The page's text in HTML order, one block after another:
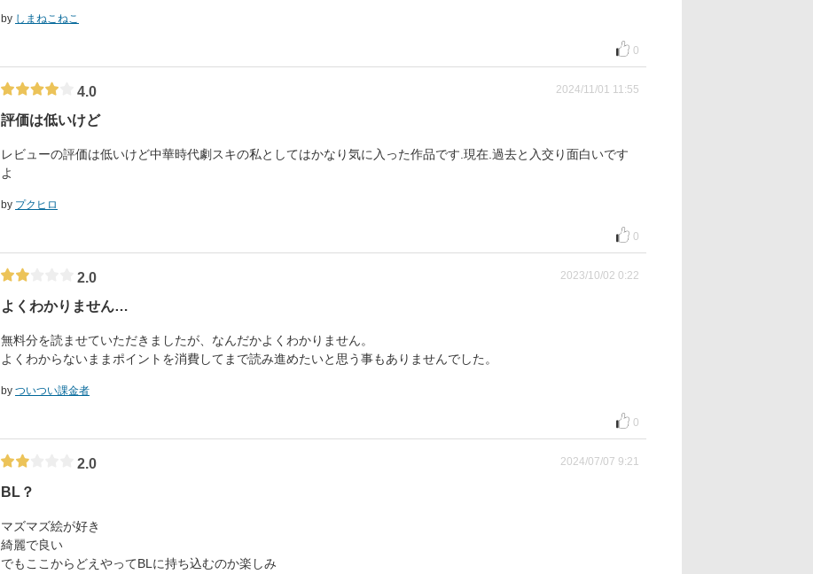
by しまねこねこ
0
4.0 2024/11/01 11:55
評価は低いけど
レビューの評価は低いけど中華時代劇スキの私としてはかなり気に入った作品です.現在.過去と入交り面白いです
よ
by プクヒロ
0
2.0 2023/10/02 0:22
よくわかりません…
無料分を読ませていただきましたが、なんだかよくわかりません。
よくわからないままポイントを消費してまで読み進めたいと思う事もありませんでした。
by ついつい課金者
0
2.0 2024/07/07 9:21
BL？
マズマズ絵が好き
綺麗で良い
でもここからどえやってBLに持ち込むのか楽しみ